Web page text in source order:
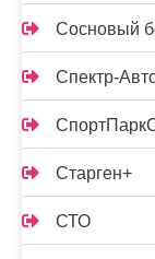
Сосновый
Спектр-
Старген+
СТО